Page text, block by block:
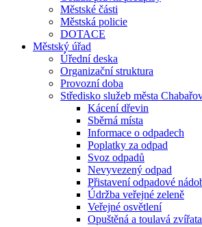
Městské části
Městská policie
DOTACE
Městský úřad
Úřední deska
Organizační struktura
Provozní doba
Středisko služeb města
Kácení dřevin
Sběrná místa
Informace o odpadech
Poplatky za odpad
Svoz odpadů
Nevyvezený odpad
Přistavení odpadové
Údržba veřejné zeleně
Veřejné osvětlení
Opuštěná a toulavá zvířata